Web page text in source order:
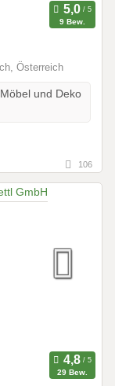
9 Bew.
Österreich
Möbel und Deko
106
29 Bew.